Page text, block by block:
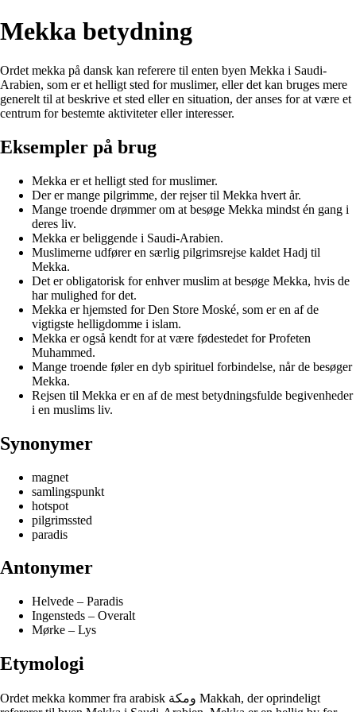
Mekka betydning
Ordet mekka på dansk kan referere til enten byen Mekka i Saudi-
Arabien, som er et helligt sted for muslimer, eller det kan bruges mere
generelt til at beskrive et sted eller en situation, der anses for at være et
centrum for bestemte aktiviteter eller interesser.
Eksempler på brug
Mekka er et helligt sted for muslimer.
Der er mange pilgrimme, der rejser til Mekka hvert år.
Mange troende drømmer om at besøge Mekka mindst én gang i
deres liv.
Mekka er beliggende i Saudi-Arabien.
Muslimerne udfører en særlig pilgrimsrejse kaldet Hadj til
Mekka.
Det er obligatorisk for enhver muslim at besøge Mekka, hvis de
har mulighed for det.
Mekka er hjemsted for Den Store Moské, som er en af de
vigtigste helligdomme i islam.
Mekka er også kendt for at være fødestedet for Profeten
Muhammed.
Mange troende føler en dyb spirituel forbindelse, når de besøger
Mekka.
Rejsen til Mekka er en af de mest betydningsfulde begivenheder
i en muslims liv.
Synonymer
magnet
samlingspunkt
hotspot
pilgrimssted
paradis
Antonymer
Helvede – Paradis
Ingensteds – Overalt
Mørke – Lys
Etymologi
Ordet mekka kommer fra arabisk ومكة Makkah, der oprindeligt